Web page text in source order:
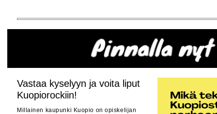
Vastaa kyselyyn ja voita liput
Kuopiorockiin!
Millainen kaupunki Kuopio on opiskelijan